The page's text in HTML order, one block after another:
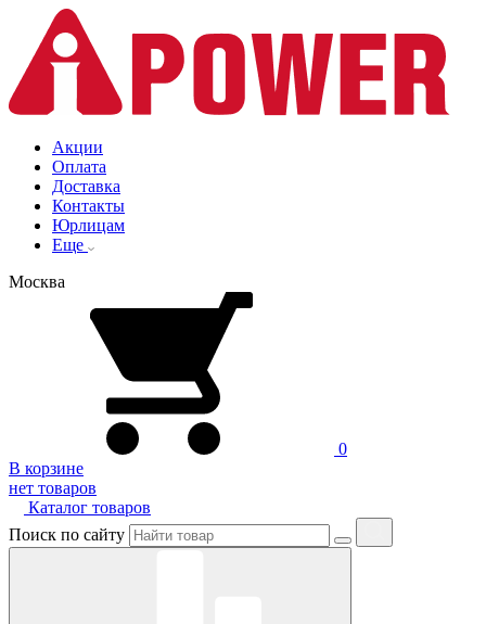
Акции
Оплата
Доставка
Контакты
Юрлицам
Еще
Москва
0
В корзине
нет товаров
Каталог товаров
Поиск по сайту